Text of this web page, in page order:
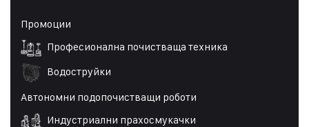
Промоции
Професионална почистваща техника
Водоструйки
Автономни подопочистващи роботи
Индустриални прахосмукачки